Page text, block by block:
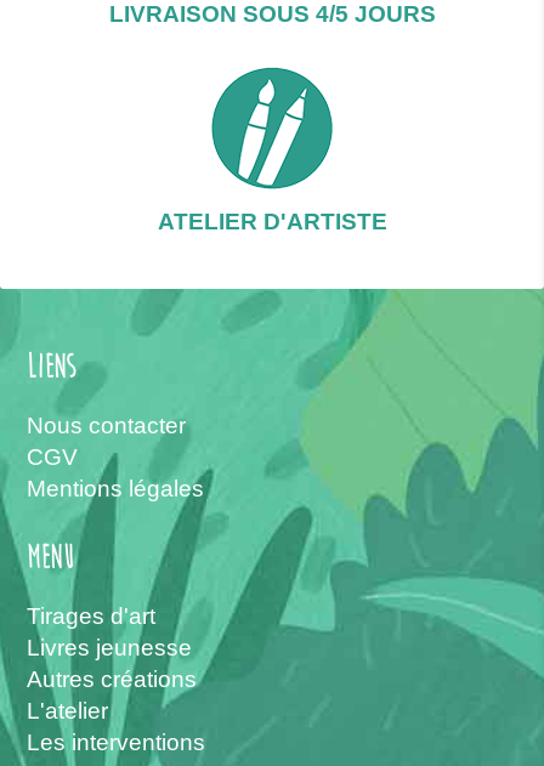
LIVRAISON SOUS 4/5 JOURS
ATELIER D'ARTISTE
Liens
Nous contacter
CGV
Mentions légales
menu
Tirages d'art
Livres jeunesse
Autres créations
L'atelier
Les interventions